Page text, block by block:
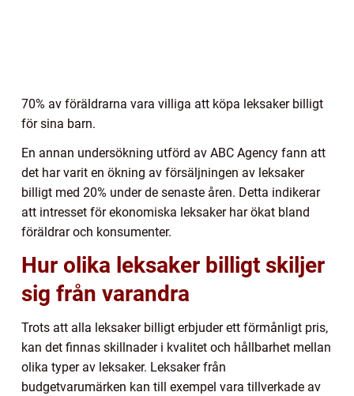
70% av föräldrarna vara villiga att köpa leksaker billigt
för sina barn.
En annan undersökning utförd av ABC Agency fann att
det har varit en ökning av försäljningen av leksaker
billigt med 20% under de senaste åren. Detta indikerar
att intresset för ekonomiska leksaker har ökat bland
föräldrar och konsumenter.
Hur olika leksaker billigt skiljer
sig från varandra
Trots att alla leksaker billigt erbjuder ett förmånligt pris,
kan det finnas skillnader i kvalitet och hållbarhet mellan
olika typer av leksaker. Leksaker från
budgetvarumärken kan till exempel vara tillverkade av